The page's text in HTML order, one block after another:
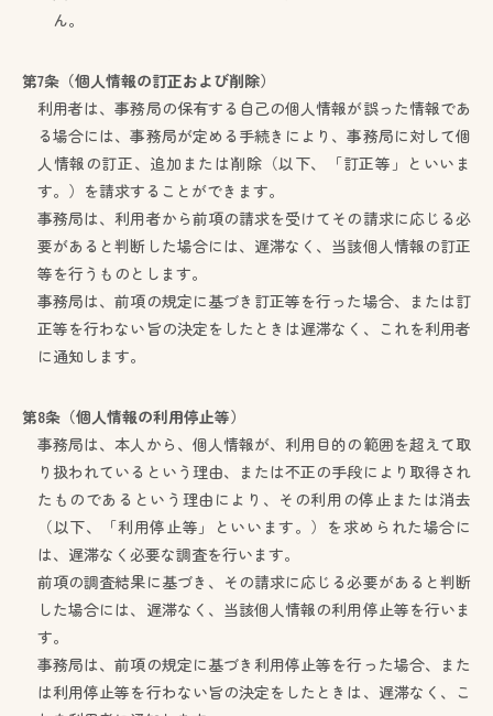
ん。
第7条（個人情報の訂正および削除）
利用者は、事務局の保有する自己の個人情報が誤った情報であ
る場合には、事務局が定める手続きにより、事務局に対して個
人情報の訂正、追加または削除（以下、「訂正等」といいま
す。）を請求することができます。
事務局は、利用者から前項の請求を受けてその請求に応じる必
要があると判断した場合には、遅滞なく、当該個人情報の訂正
等を行うものとします。
事務局は、前項の規定に基づき訂正等を行った場合、または訂
正等を行わない旨の決定をしたときは遅滞なく、これを利用者
に通知します。
第8条（個人情報の利用停止等）
事務局は、本人から、個人情報が、利用目的の範囲を超えて取
り扱われているという理由、または不正の手段により取得され
たものであるという理由により、その利用の停止または消去
（以下、「利用停止等」といいます。）を求められた場合に
は、遅滞なく必要な調査を行います。
前項の調査結果に基づき、その請求に応じる必要があると判断
した場合には、遅滞なく、当該個人情報の利用停止等を行いま
す。
事務局は、前項の規定に基づき利用停止等を行った場合、また
は利用停止等を行わない旨の決定をしたときは、遅滞なく、こ